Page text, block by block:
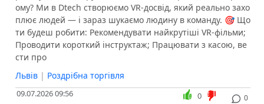
ому? Ми в Dtech створюємо VR-досвід, який реально захо
плює людей — і зараз шукаємо людину в команду. 🎯 Що
ти будеш робити: Рекомендувати найкрутіші VR-фільми;
Проводити короткий інструктаж; Працювати з касою, ве
сти про
Львів | Роздрібна торгівля
09.07.2026 09:56 0
0